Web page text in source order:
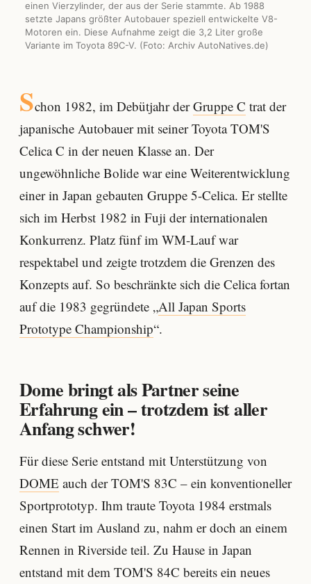
einen Vierzylinder, der aus der Serie stammte. Ab 1988
setzte Japans größter Autobauer speziell entwickelte V8-
Motoren ein. Diese Aufnahme zeigt die 3,2 Liter große
Variante im Toyota 89C-V. (Foto: Archiv AutoNatives.de)
Schon 1982, im Debütjahr derGruppe C trat der
japanische Autobauer mit seiner Toyota TOM'S
Celica C in der neuen Klasse an. Der
ungewöhnliche Bolide war eine Weiterentwicklung
einer in Japan gebauten Gruppe 5-Celica. Er stellte
sich im Herbst 1982 in Fuji der internationalen
Konkurrenz. Platz fünf im WM-Lauf war
respektabel und zeigte trotzdem die Grenzen des
Konzepts auf. So beschränkte sich die Celica fortan
auf die 1983 gegründete „All Japan Sports
Prototype Championship“.
Dome bringt als Partner seine
Erfahrung ein – trotzdem ist aller
Anfang schwer!
Für diese Serie entstand mit Unterstützung von
DOME auch der TOM'S 83C – ein konventioneller
Sportprototyp. Ihm traute Toyota 1984 erstmals
einen Start im Ausland zu, nahm er doch an einem
Rennen in Riverside teil. Zu Hause in Japan
entstand mit dem TOM'S 84C bereits ein neues